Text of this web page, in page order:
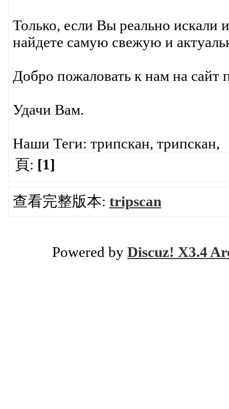
Только, если Вы реально
найдете самую свежую и
Добро пожаловать к нам на сайт
Удачи Вам.
Наши Теги: трипскан, трипскан,
頁: [1]
查看完整版本: tripscan
Powered by Discuz! X3.4